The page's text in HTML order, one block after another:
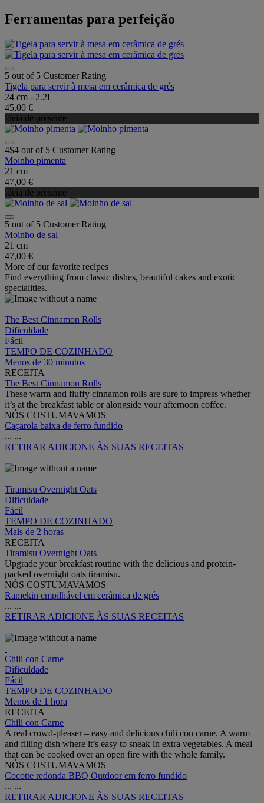
Ferramentas para perfeição
5 out of 5 Customer Rating
Tigela para servir à mesa em cerâmica de grés
24 cm - 2.2L
45,00 €
ideia de presente
4$4 out of 5 Customer Rating
Moinho pimenta
21 cm
47,00 €
ideia de presente
5 out of 5 Customer Rating
Moinho de sal
21 cm
47,00 €
More of our favorite recipes
Find everything from classic dishes, beautiful cakes and exotic
specialities.
The Best Cinnamon Rolls
Dificuldade
Fácil
TEMPO DE COZINHADO
Menos de 30 minutos
RECEITA
The Best Cinnamon Rolls
These warm and fluffy cinnamon rolls are sure to impress whether
it’s at the breakfast table or alongside your afternoon coffee.
NÓS COSTUMAVAMOS
Caçarola baixa de ferro fundido
... ...
RETIRAR ADICIONE ÀS SUAS RECEITAS
Tiramisu Overnight Oats
Dificuldade
Fácil
TEMPO DE COZINHADO
Mais de 2 horas
RECEITA
Tiramisu Overnight Oats
Upgrade your breakfast routine with the delicious and protein-
packed overnight oats tiramisu.
NÓS COSTUMAVAMOS
Ramekin empilhável em cerâmica de grés
... ...
RETIRAR ADICIONE ÀS SUAS RECEITAS
Chili con Carne
Dificuldade
Fácil
TEMPO DE COZINHADO
Menos de 1 hora
RECEITA
Chili con Carne
A real crowd-pleaser – easy and delicious chili con carne. A warm
and filling dish where it’s easy to sneak in extra vegetables. A meal
that can be cooked over an open fire with the whole family.
NÓS COSTUMAVAMOS
Cocotte redonda BBQ Outdoor em ferro fundido
... ...
RETIRAR ADICIONE ÀS SUAS RECEITAS